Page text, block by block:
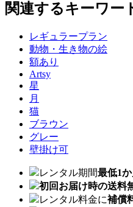
関連するキーワー
レギュラープラン
動物・生き物の絵
額あり
Artsy
星
月
猫
ブラウン
グレー
壁掛け可
レンタル期間最低1か
初回お届け時の送料
レンタル料金に補償